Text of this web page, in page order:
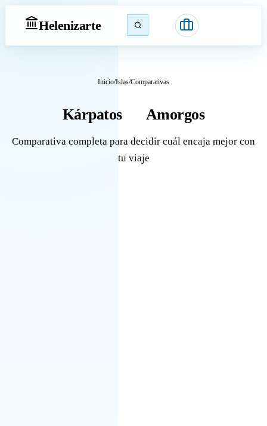
Helenizarte
Inicio/Islas/Comparativas
Kárpatos Amorgos
Comparativa completa para decidir cuál encaja mejor con
tu viaje